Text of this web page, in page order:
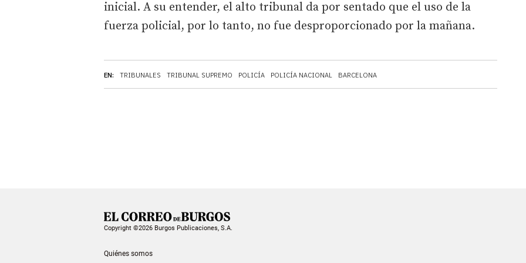
EN: TRIBUNALES TRIBUNAL SUPREMO POLICÍA POLICÍA NACIONAL BARCELONA
inicial. A su entender, el alto tribunal da por sentado que el uso de la
fuerza policial, por lo tanto, no fue desproporcionado por la mañana.
Copyright ©2026 Burgos Publicaciones, S.A.
Quiénes somos